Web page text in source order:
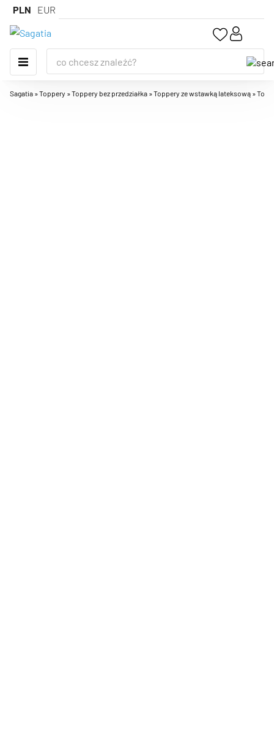
PLN EUR
Sagatia »Toppery »Toppery bez przedziałka »Toppery ze wstawką lateksową »